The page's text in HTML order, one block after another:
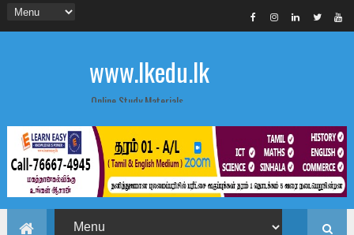
www.lkedu.lk
Online Study Materials